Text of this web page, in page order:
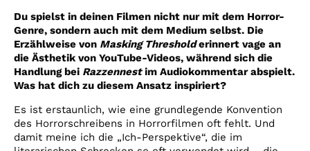
Du spielst in deinen Filmen nicht nur mit dem Horror-
Genre, sondern auch mit dem Medium selbst. Die
Erzählweise von Masking Thresholderinnert vage an
die Ästhetik von YouTube-Videos, während sich die
Handlung bei Razzennestim Audiokommentar abspielt.
Was hat dich zu diesem Ansatz inspiriert?
Es ist erstaunlich, wie eine grundlegende Konvention
des Horrorschreibens in Horrorfilmen oft fehlt. Und
damit meine ich die „Ich-Perspektive“, die im